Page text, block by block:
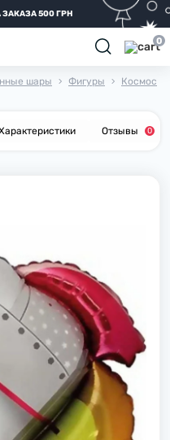
500 ГРН
0
шары Фигуры Космос
Отзывы 0